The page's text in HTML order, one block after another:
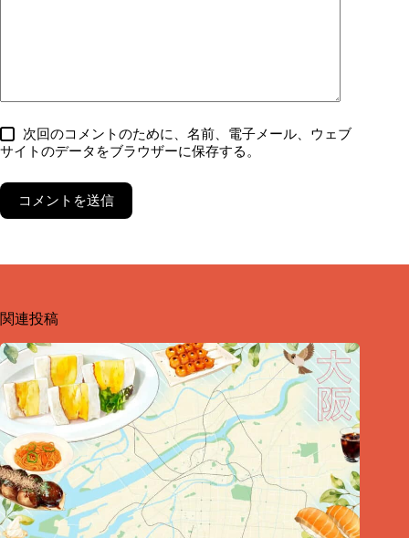
次回のコメントのために、名前、電子メール、ウェブ
サイトのデータをブラウザーに保存する。
コメントを送信
関連投稿